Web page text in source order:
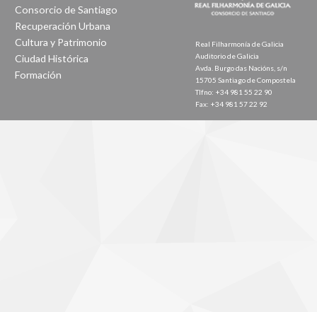
Consorcio de Santiago
Recuperación Urbana
Cultura y Patrimonio
Ciudad Histórica
Formación
Real Filharmonía de Galicia
Auditorio de Galicia
Avda. Burgo das Nacións, s/n
15705 Santiago de Compostela
Tlfno: +34 981 55 22 90
Fax: +34 981 57 22 92